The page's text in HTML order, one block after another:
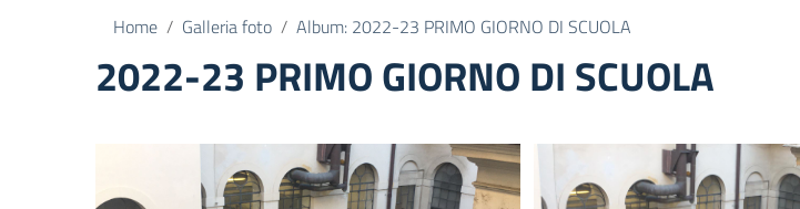
Home Galleria foto Album: 2022-23 PRIMO GIORNO DI SCUOLA
2022-23 PRIMO GIORNO DI SCUOLA